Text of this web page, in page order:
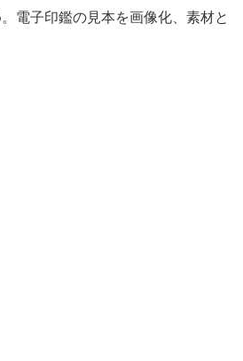
電子印鑑の見本を画像化、素材と